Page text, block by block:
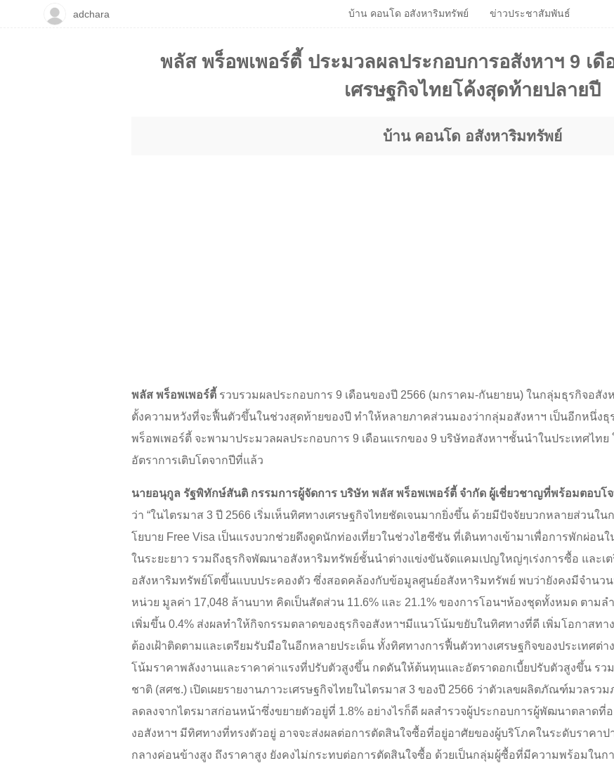
พลัส พร็อพเพอร์ตี้ ประมวลผลประกอบการอสังหาฯ 9 เ
เศรษฐกิจไทยโค้งสุดท้ายปลายปี
บ้าน คอนโด อสังหาริมทรัพย์
พลัส พร็อพเพอร์ตี้ รวบรวมผลประกอบการ 9 เดือนของปี 2566 (มกราคม-กันยายน) ในกลุ่มธุรกิจอสั
ตั้งความหวังที่จะฟื้นตัวขึ้นในช่วงสุดท้ายของปี ทำให้หลายภาคส่วนมองว่ากลุ่มอสังหาฯ เป็นอีกหนึ่งธุ
พร็อพเพอร์ตี้ จะพามาประมวลผลประกอบการ 9 เดือนแรกของ 9 บริษัทอสังหาฯชั้นนำในประเทศไทย
อัตราการเติบโตจากปีที่แล้ว
นายอนุกูล รัฐพิทักษ์สันติ กรรมการผู้จัดการ บริษัท พลัส พร็อพเพอร์ตี้ จำกัด ผู้เชี่ยวชาญที่พร้อมตอบโ
ว่า “ในไตรมาส 3 ปี 2566 เริ่มเห็นทิศทางเศรษฐกิจไทยชัดเจนมากยิ่งขึ้น ด้วยมีปัจจัยบวกหลายส่วน
โยบาย Free Visa เป็นแรงบวกช่วยดึงดูดนักท่องเที่ยวในช่วงไฮซีซัน ที่เดินทางเข้ามาเพื่อการพักผ่อ
ในระยะยาว รวมถึงธุรกิจพัฒนาอสังหาริมทรัพย์ชั้นนำต่างแข่งขันจัดแคมเปญใหญ่ๆเร่งการซื้อ และเ
อสังหาริมทรัพย์โตขึ้นแบบประคองตัว ซึ่งสอดคล้องกับข้อมูลศูนย์อสังหาริมทรัพย์ พบว่ายังคงมีจำนว
หน่วย มูลค่า 17,048 ล้านบาท คิดเป็นสัดส่วน 11.6% และ 21.1% ของการโอนฯห้องชุดทั้งหมด ตามล
เพิ่มขึ้น 0.4% ส่งผลทำให้กิจกรรมตลาดของธุรกิจอสังหาฯมีแนวโน้มขยับในทิศทางที่ดี เพิ่มโอกาสทา
ต้องเฝ้าติดตามและเตรียมรับมือในอีกหลายประเด็น ทั้งทิศทางการฟื้นตัวทางเศรษฐกิจของประเทศต่
โน้มราคาพลังงานและราคาค่าแรงที่ปรับตัวสูงขึ้น กดดันให้ต้นทุนและอัตราดอกเบี้ยปรับตัวสูงขึ้น ร
ชาติ (สศช.) เปิดเผยรายงานภาวะเศรษฐกิจไทยในไตรมาส 3 ของปี 2566 ว่าตัวเลขผลิตภัณฑ์มวลรวม
ลดลงจากไตรมาสก่อนหน้าซึ่งขยายตัวอยู่ที่ 1.8% อย่างไรก็ดี ผลสำรวจผู้ประกอบการผู้พัฒนาตลาดที่
งอสังหาฯ มีทิศทางที่ทรงตัวอยู่ อาจจะส่งผลต่อการตัดสินใจซื้อที่อยู่อาศัยของผู้บริโภคในระดับราคา
กลางค่อนข้างสูง ถึงราคาสูง ยังคงไม่กระทบต่อการตัดสินใจซื้อ ด้วยเป็นกลุ่มผู้ซื้อที่มีความพร้อมในก
adchara บ้าน คอนโด อสังหาริมทรัพย์ ข่าวประชาสัมพันธ์